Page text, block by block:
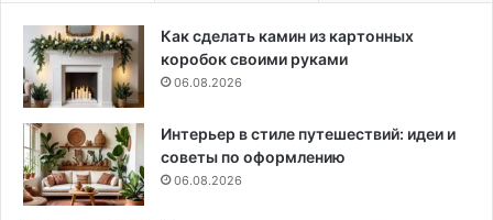
Как сделать камин из картонных
коробок своими руками
06.08.2026
Интерьер в стиле путешествий: идеи и
советы по оформлению
06.08.2026